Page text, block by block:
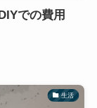
での費用
生活